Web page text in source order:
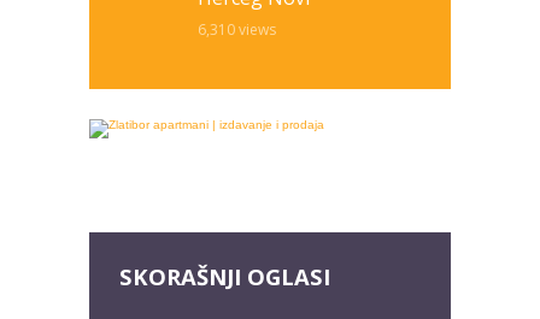
6,310views
SKORAŠNJI OGLASI